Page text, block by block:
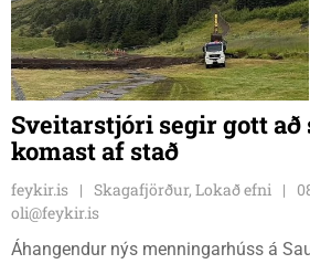
Sveitarstjóri segir gott
komast af stað
feykir.is Skagafjörður, Lokað efni
oli@feykir.is
Áhangendur nýs menningarhúss á